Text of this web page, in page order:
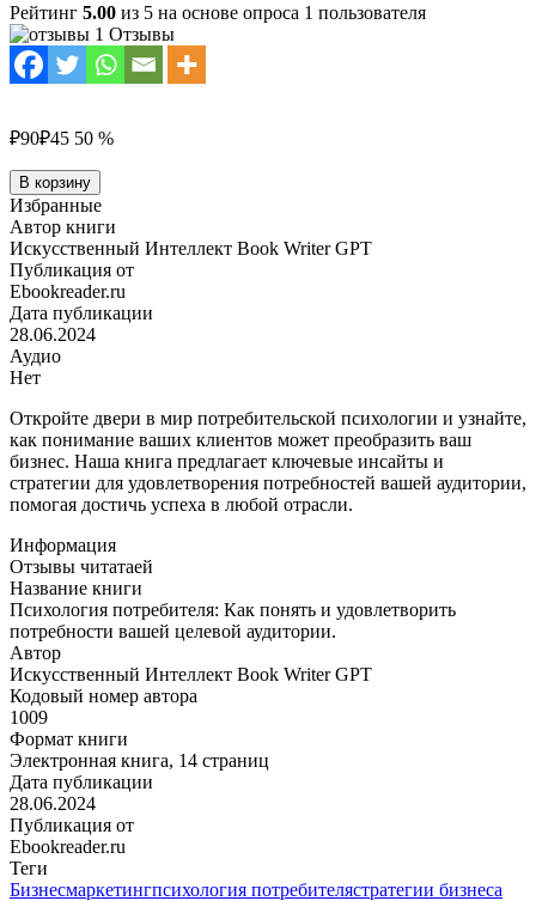
Рейтинг 5.00 из 5 на основе опроса 1 пользователя
1 Отзывы
₽90₽45 50 %
Количество
товара
Психология
потребителя:
Как
понять
и
удовлетворить
потребности
вашей
аудитории.
В корзину
Избранные
Автор книги
Искусственный Интеллект Book Writer GPT
Публикация от
Ebookreader.ru
Дата публикации
28.06.2024
Аудио
Нет
Откройте двери в мир потребительской психологии и узнайте,
как понимание ваших клиентов может преобразить ваш
бизнес. Наша книга предлагает ключевые инсайты и
стратегии для удовлетворения потребностей вашей аудитории,
помогая достичь успеха в любой отрасли.
Информация
Отзывы читатаей
Название книги
Психология потребителя: Как понять и удовлетворить
потребности вашей целевой аудитории.
Автор
Искусственный Интеллект Book Writer GPT
Кодовый номер автора
1009
Формат книги
Электронная книга, 14 страниц
Дата публикации
28.06.2024
Публикация от
Ebookreader.ru
Теги
Бизнесмаркетингпсихология потребителястратегии бизнеса